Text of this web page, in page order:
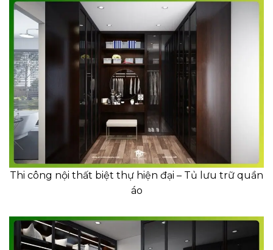
Thi công nội thất biệt thự hiện đại – Tủ lưu trữ quần
áo